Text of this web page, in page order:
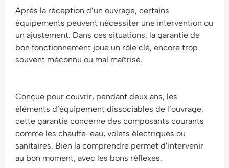
Après la réception d’un ouvrage, certains
équipements peuvent nécessiter une intervention ou
un ajustement. Dans ces situations, la garantie de
bon fonctionnement joue un rôle clé, encore trop
souvent méconnu ou mal maîtrisé.
Conçue pour couvrir, pendant deux ans, les
éléments d’équipement dissociables de l’ouvrage,
cette garantie concerne des composants courants
comme les chauffe-eau, volets électriques ou
sanitaires. Bien la comprendre permet d’intervenir
au bon moment, avec les bons réflexes.